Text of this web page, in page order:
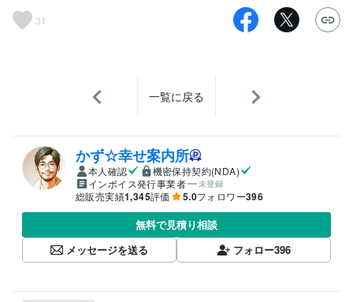
31
一覧に戻る
かず☆幸せ案内所
本人確認
機密保持契約(NDA)
インボイス発行事業者
未登録
総販売実績1,345評価 5.0フォロワー396
無料で見積り相談
メッセージを送る
フォロー396